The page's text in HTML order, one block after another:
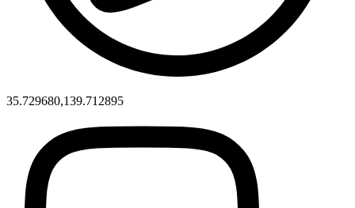
35.729680,139.712895